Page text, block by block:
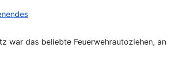
war das beliebte Feuerwehrautoziehen, an